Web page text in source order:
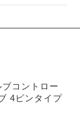
コントロー
4ピンタイプ